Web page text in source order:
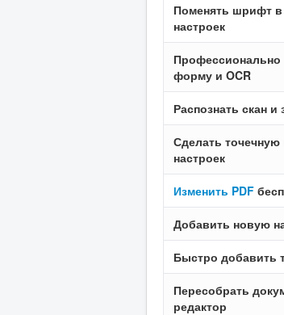
Поменять шрифт в
настроек
форму и OCR
Распознать скан
Сделать
настроек
Изменить PDF
Добавить новую
Быстро добавить
Пересобрать
редактор